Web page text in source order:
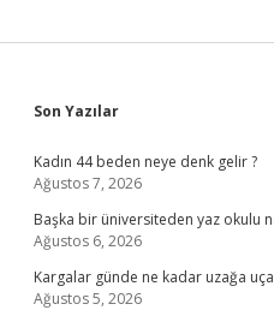
Sidebar
Son Yazılar
Kadın 44 beden neye denk gelir ?
Ağustos 7, 2026
Başka bir üniversiteden yaz okulu
Ağustos 6, 2026
Kargalar günde ne kadar uzağa
Ağustos 5, 2026